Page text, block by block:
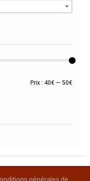
Prix
Prix
Prix :40€ —50€